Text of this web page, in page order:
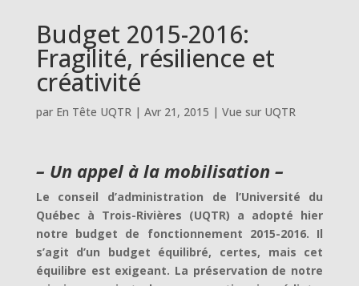
Budget 2015-2016:
Fragilité, résilience et
créativité
par En Tête UQTR| Avr 21, 2015 | Vue sur UQTR
– Un appel à la mobilisation –
Le conseil d’administration de l’Université du
Québec à Trois-Rivières (UQTR) a adopté hier
notre budget de fonctionnement 2015-2016. Il
s’agit d’un budget équilibré, certes, mais cet
équilibre est exigeant. La préservation de notre